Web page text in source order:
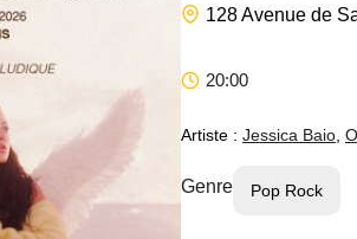
128 Avenue de
20:00
Artiste : Jessica Baio
Genre Pop Rock